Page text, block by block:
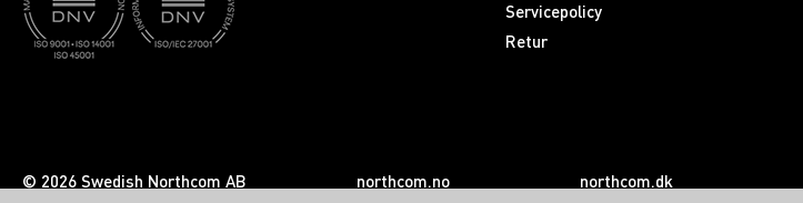
Servicepolicy
Retur
© 2026 Swedish Northcom AB northcom.no northcom.dk